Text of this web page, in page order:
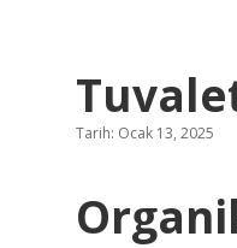
Tarih: Ocak 13, 2025